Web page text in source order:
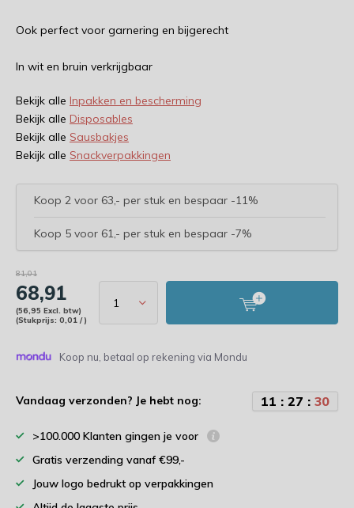
Ook perfect voor garnering en bijgerecht
In wit en bruin verkrijgbaar
Bekijk alle Inpakken en bescherming
Bekijk alle Disposables
Bekijk alle Sausbakjes
Bekijk alle Snackverpakkingen
Koop 2 voor 63,- per stuk en bespaar -11%
Koop 5 voor 61,- per stuk en bespaar -7%
81,01
68,91
(56,95 Excl. btw)
(Stukprijs: 0,01 / )
Koop nu, betaal op rekening via Mondu
Vandaag verzonden? Je hebt nog: 11 : 27 : 30
>100.000 Klanten gingen je voor
Gratis verzending vanaf €99,-
Jouw logo bedrukt op verpakkingen